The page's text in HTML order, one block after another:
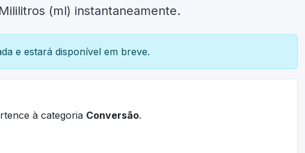
(ml) instantaneamente.
e estará disponível em breve.
à categoria Conversão.